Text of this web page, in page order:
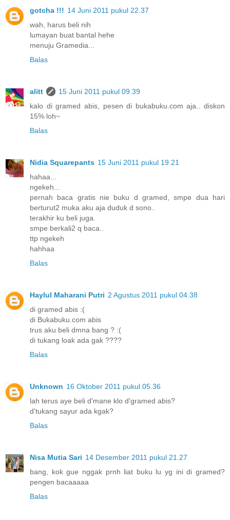
gotcha !!! 14 Juni 2011 pukul 22.37
wah, harus beli nih
lumayan buat bantal hehe
menuju Gramedia...
Balas
alitt
15 Juni 2011 pukul 09.39
kalo di gramed abis, pesen di bukabuku.com aja.. diskon
15% loh~
Balas
Nidia Squarepants 15 Juni 2011 pukul 19.21
hahaa...
ngekeh...
pernah baca gratis nie buku d gramed, smpe dua hari
berturut2 muka aku aja duduk d sono..
terakhir ku beli juga.
smpe berkali2 q baca..
ttp ngekeh
hahhaa
Balas
Haylul Maharani Putri 2 Agustus 2011 pukul 04.38
di gramed abis :(
di Bukabuku.com abis
trus aku beli dmna bang ? :(
di tukang loak ada gak ????
Balas
Unknown 16 Oktober 2011 pukul 05.36
lah terus aye beli d'mane klo d'gramed abis?
d'tukang sayur ada kgak?
Balas
Nisa Mutia Sari 14 Desember 2011 pukul 21.27
bang, kok gue nggak prnh liat buku lu yg ini di gramed?
pengen bacaaaaa
Balas